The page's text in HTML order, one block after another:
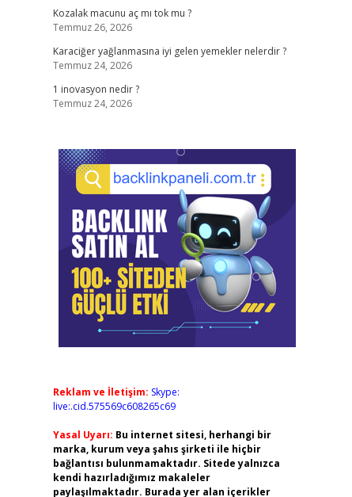
Kozalak macunu aç mı tok mu ?
Temmuz 26, 2026
Karaciğer yağlanmasına iyi gelen yemekler nelerdir ?
Temmuz 24, 2026
1 inovasyon nedir ?
Temmuz 24, 2026
Reklam ve İletişim: Skype:
live:.cid.575569c608265c69
Yasal Uyarı: Bu internet sitesi, herhangi bir
marka, kurum veya şahıs şirketi ile hiçbir
bağlantısı bulunmamaktadır. Sitede yalnızca
kendi hazırladığımız makaleler
paylaşılmaktadır. Burada yer alan içerikler